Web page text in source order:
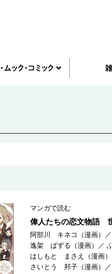
マンガで読む
偉人たちの恋文物語
阿部川 キネコ（漫画） ／
逸架 ぱずる（漫画）
／
はしもと まさえ（漫画）
さいとう 邦子（漫画）
／